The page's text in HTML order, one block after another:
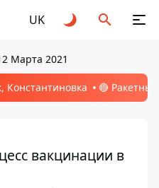
UK
Марта 2021
Константиновка 🔴
вакцинации в